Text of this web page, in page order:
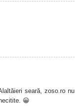
seară, zoso.ro nu
😀